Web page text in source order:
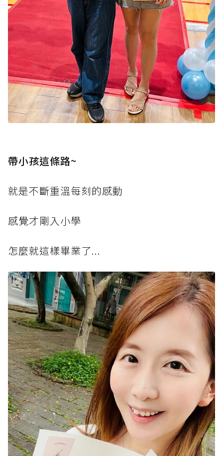
帶小孩這條路~
就是不斷重溫每刻的感動
感覺才剛入小學
怎麼就這樣畢業了...